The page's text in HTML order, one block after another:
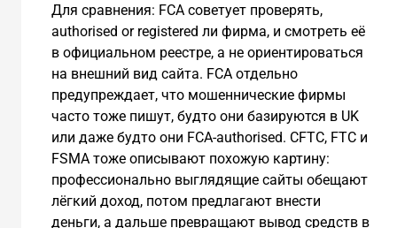
Для сравнения: FCA советует проверять,
authorised or registered ли фирма, и смотреть её
в официальном реестре, а не ориентироваться
на внешний вид сайта. FCA отдельно
предупреждает, что мошеннические фирмы
часто тоже пишут, будто они базируются в UK
или даже будто они FCA-authorised. CFTC, FTC и
FSMA тоже описывают похожую картину:
профессионально выглядящие сайты обещают
лёгкий доход, потом предлагают внести
деньги, а дальше превращают вывод средств в